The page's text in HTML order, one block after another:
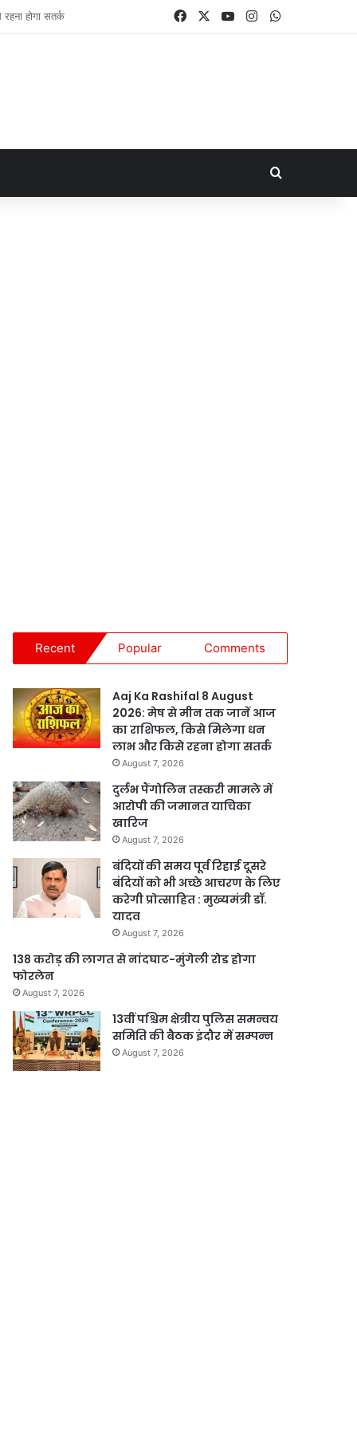
FacebookYouTubeInstagram
Search for
Recent Popular Comments
Aaj Ka Rashifal 8 August
2026: मेष से मीन तक जानें आज
का राशिफल, किसे मिलेगा धन
लाभ और किसे रहना होगा सतर्क
August 7, 2026
दुर्लभ पैंगोलिन तस्करी मामले में
आरोपी की जमानत याचिका
खारिज
August 7, 2026
बंदियों की समय पूर्व रिहाई दूसरे
बंदियों को भी अच्छे आचरण के लिए
करेगी प्रोत्साहित : मुख्यमंत्री डॉ.
यादव
August 7, 2026
138 करोड़ की लागत से नांदघाट-मुंगेली रोड होगा
फोरलेन
August 7, 2026
13वीं पश्चिम क्षेत्रीय पुलिस समन्वय
समिति की बैठक इंदौर में सम्पन्न
August 7, 2026